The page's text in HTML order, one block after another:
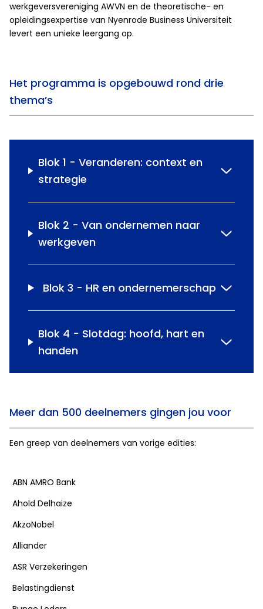
werkgeversvereniging AWVN en de theoretische- en
opleidingsexpertise van Nyenrode Business Universiteit
levert een unieke leergang op.
Het programma is opgebouwd rond drie
thema’s
Blok 1 - Veranderen: context en
strategie
Blok 2 - Van ondernemen naar
werkgeven
Blok 3 - HR en ondernemerschap
Blok 4 - Slotdag: hoofd, hart en
handen
Meer dan 500 deelnemers gingen jou voor
Een greep van deelnemers van vorige edities:
ABN AMRO Bank
Ahold Delhaize
AkzoNobel
Alliander
ASR Verzekeringen
Belastingdienst